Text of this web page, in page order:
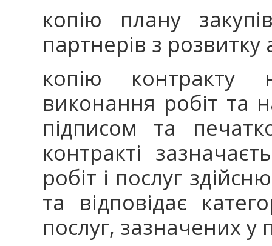
копію плану
партнерів з
копію контракту
виконання робіт та
підписом та
контракті
робіт і послуг
та відповідає
послуг, зазначених у